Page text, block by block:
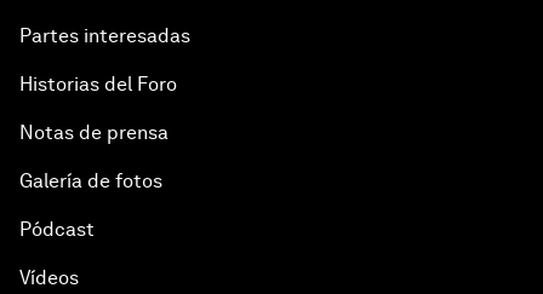
Partes interesadas
Historias del Foro
Notas de prensa
Galería de fotos
Pódcast
Vídeos